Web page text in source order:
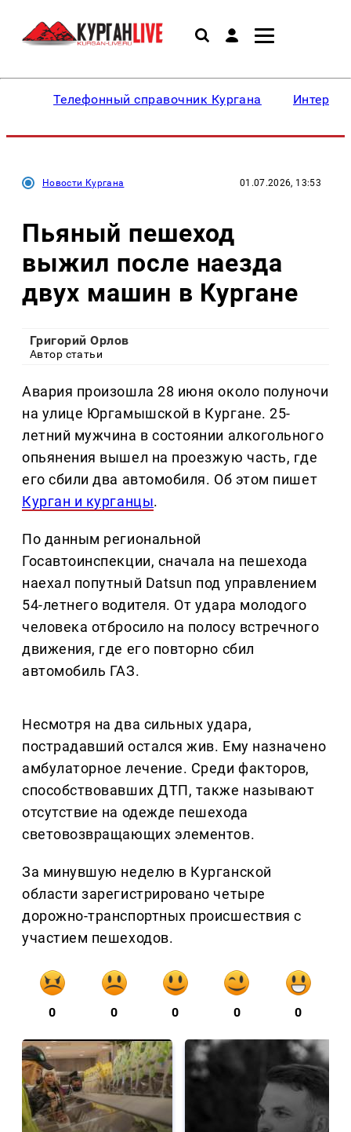
Телефонный справочник Кургана
Новости Кургана 01.07.2026, 13:53
Пьяный пешеход
выжил после наезда
двух машин в Кургане
Григорий Орлов
Автор статьи
Авария произошла 28 июня около полуночи
на улице Юргамышской в Кургане. 25-
летний мужчина в состоянии алкогольного
опьянения вышел на проезжую часть, где
его сбили два автомобиля. Об этом пишет
Курган и курганцы.
По данным региональной
Госавтоинспекции, сначала на пешехода
наехал попутный Datsun под управлением
54-летнего водителя. От удара молодого
человека отбросило на полосу встречного
движения, где его повторно сбил
автомобиль ГАЗ.
Несмотря на два сильных удара,
пострадавший остался жив. Ему назначено
амбулаторное лечение. Среди факторов,
способствовавших ДТП, также называют
отсутствие на одежде пешехода
световозвращающих элементов.
За минувшую неделю в Курганской
области зарегистрировано четыре
дорожно-транспортных происшествия с
участием пешеходов.
0 0 0 0 0